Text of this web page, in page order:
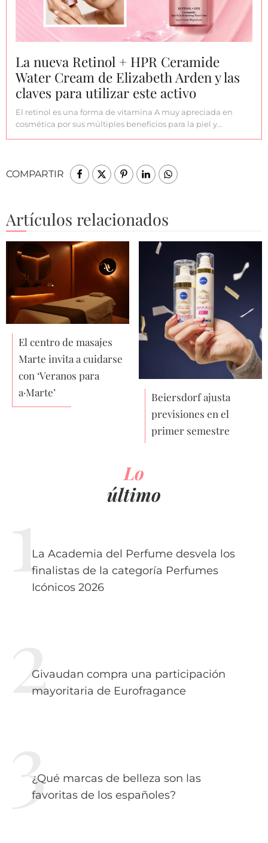
La nueva Retinol + HPR Ceramide
Water Cream de Elizabeth Arden y las
claves para utilizar este activo
El retinol es una forma de vitamina A muy apreciada en
cosmética por sus múltiples beneficios para la piel y…
COMPARTIR
Artículos relacionados
El centro de masajes
Marte invita a cuidarse
con ‘Veranos para
a·Marte’
Beiersdorf ajusta
previsiones en el
primer semestre
Lo
último
La Academia del Perfume desvela los
finalistas de la categoría Perfumes
Icónicos 2026
Givaudan compra una participación
mayoritaria de Eurofragance
¿Qué marcas de belleza son las
favoritas de los españoles?